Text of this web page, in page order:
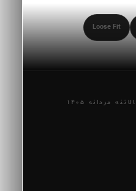
Loose Fit